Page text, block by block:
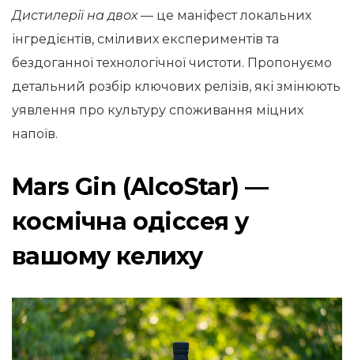
Дистилерії на двох— це маніфест локальних
інгредієнтів, сміливих експериментів та
бездоганної технологічної чистоти. Пропонуємо
детальний розбір ключових релізів, які змінюють
уявлення про культуру споживання міцних
напоїв.
Mars Gin (AlcoStar) —
космічна одіссея у
вашому келиху